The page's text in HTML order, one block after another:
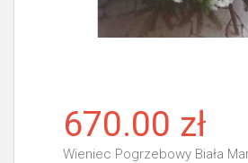
670.00 zł
Wieniec Pogrzebowy Biała